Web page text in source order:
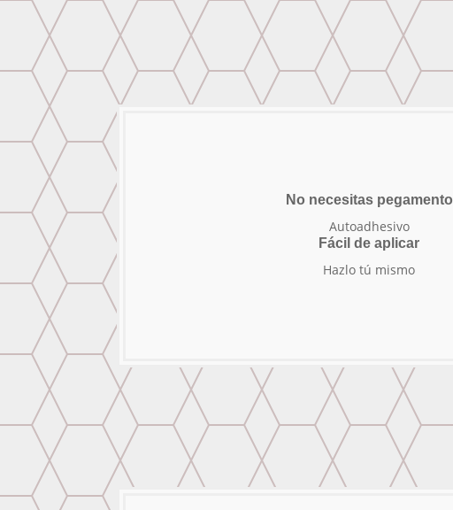
No necesitas pegamento
Autoadhesivo
Fácil de aplicar
Hazlo tú mismo